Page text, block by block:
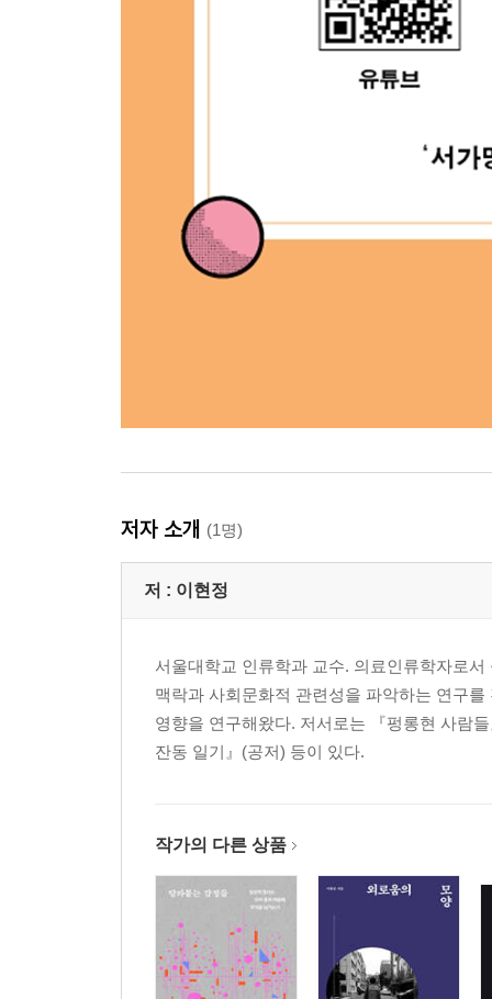
저자 소개 (1명)
저 : 이현정
서울대학교 인류학과 교수. 의료인류학자로
맥락과 사회문화적 관련성을 파악하는 연구
영향을 연구해왔다. 저서로는 『펑롱현 사람
잔동 일기』(공저) 등이 있다.
작가의 다른 상품